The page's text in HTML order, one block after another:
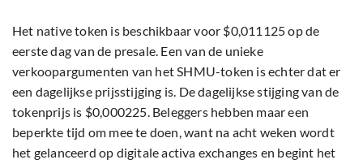
Het native token is beschikbaar voor $0,011125 op de
eerste dag van de presale. Een van de unieke
verkoopargumenten van het SHMU-token is echter dat er
een dagelijkse prijsstijging is. De dagelijkse stijging van de
tokenprijs is $0,000225. Beleggers hebben maar een
beperkte tijd om mee te doen, want na acht weken wordt
het gelanceerd op digitale activa exchanges en begint het